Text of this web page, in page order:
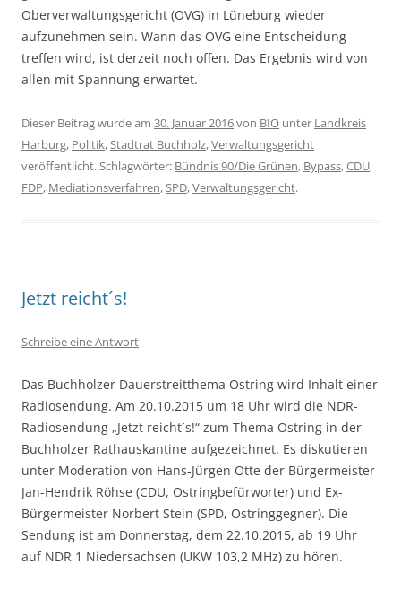
Oberverwaltungsgericht (OVG) in Lüneburg wieder
aufzunehmen sein. Wann das OVG eine Entscheidung
treffen wird, ist derzeit noch offen. Das Ergebnis wird von
allen mit Spannung erwartet.
Dieser Beitrag wurde am 30. Januar 2016von BIO unter Landkreis
Harburg, Politik,Stadtrat Buchholz,Verwaltungsgericht
veröffentlicht. Schlagwörter: Bündnis 90/Die Grünen, Bypass,CDU,
FDP, Mediationsverfahren,SPD,Verwaltungsgericht.
Jetzt reicht´s!
Schreibe eine Antwort
Das Buchholzer Dauerstreitthema Ostring wird Inhalt einer
Radiosendung. Am 20.10.2015 um 18 Uhr wird die NDR-
Radiosendung „Jetzt reicht´s!“ zum Thema Ostring in der
Buchholzer Rathauskantine aufgezeichnet. Es diskutieren
unter Moderation von Hans-Jürgen Otte der Bürgermeister
Jan-Hendrik Röhse (CDU, Ostringbefürworter) und Ex-
Bürgermeister Norbert Stein (SPD, Ostringgegner). Die
Sendung ist am Donnerstag, dem 22.10.2015, ab 19 Uhr
auf NDR 1 Niedersachsen (UKW 103,2 MHz) zu hören.